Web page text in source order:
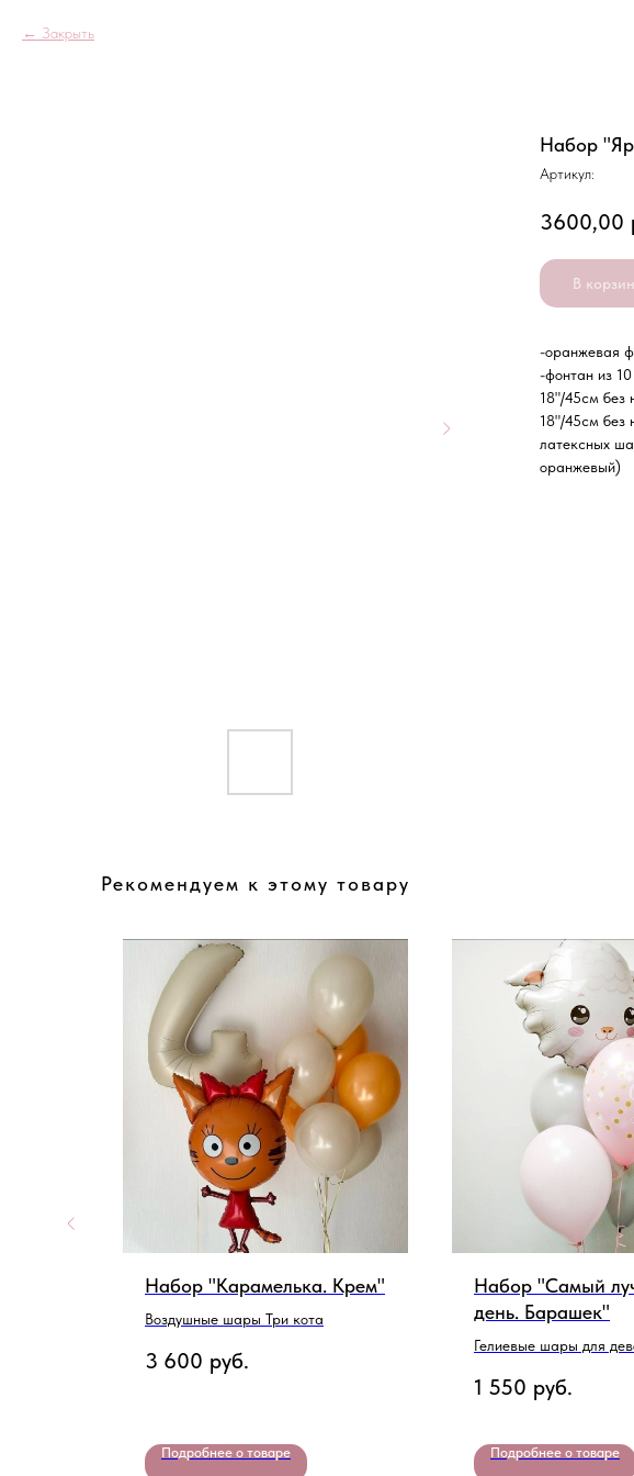
Закрыть
Набор
Артикул:
3600,00
В
-оранжевая
-фонтан из
18"/45см без
18"/45см без
латексных
оранжевый)
Рекомендуем к этому товару
Набор "Карамелька. Крем"
Воздушные шары Три кота
3 600 руб.
Подробнее о товаре
Набор "Самый
день. Барашек"
Гелиевые шары для
1 550 руб.
Подробнее о товаре